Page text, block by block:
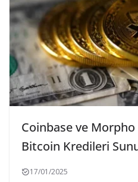
Coinbase ve
Bitcoin Kredileri
17/01/2025